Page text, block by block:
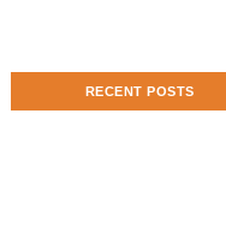
RECENT POSTS